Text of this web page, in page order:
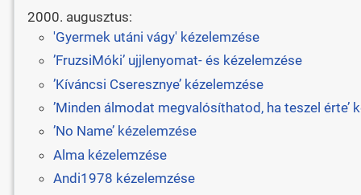
2000. augusztus:
'Gyermek utáni vágy' kézelemzése
’FruzsiMóki’ ujjlenyomat- és kézelemzése
’Kíváncsi Cseresznye’ kézelemzése
’Minden álmodat megvalósíthatod, ha teszel érte’
’No Name’ kézelemzése
Alma kézelemzése
Andi1978 kézelemzése